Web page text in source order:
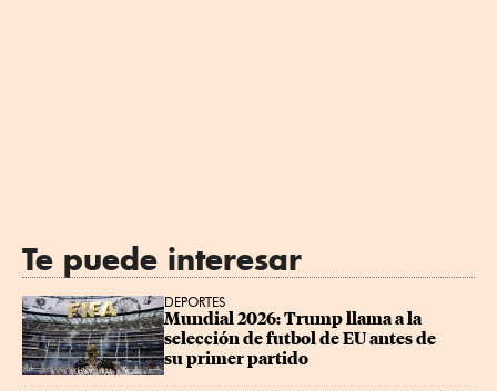
Te puede interesar
DEPORTES
Mundial 2026: Trump llama a la
selección de futbol de EU antes de
su primer partido